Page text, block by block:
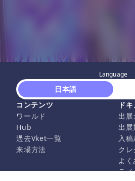
Language
日本語
コンテンツ
ワールド
Hub
過去Vket一覧
来場方法
ド
出
出展
入
クレ
よく
ライ